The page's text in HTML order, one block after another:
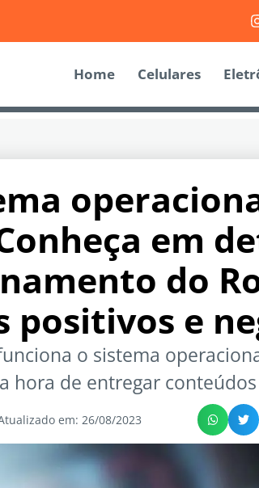
Home Celulares
em
do
positivos e
o sistema
hora de entregar
em: 26/08/2023